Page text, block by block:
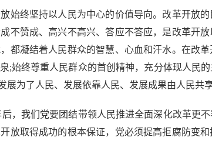
终坚持以人民为中心的价值导向。改革开放的
不赞成、高兴不高兴、答应不答应，是改革开
都凝结着人民群众的智慧、心血和汗水。在改
始终尊重人民群众的首创精神，充分体现人民
为了人民、发展依靠人民、发展成果由人民共
我们党要团结带领人民推进全面深化改革更不
放取得成功的根本保证，党必须提高拒腐防变